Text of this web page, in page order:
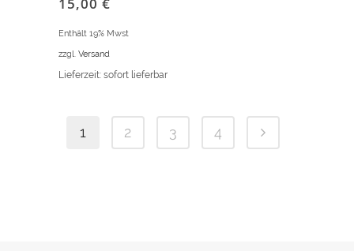
Enthält 19% Mwst
zzgl. Versand
Lieferzeit: sofort lieferbar
1 2 3 4